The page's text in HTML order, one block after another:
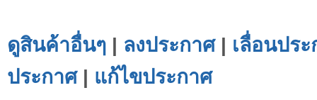
ดูสินค้าอื่นๆ | ลงประกาศ| เลื่อนปร
ประกาศ| แก้ไขประกาศ